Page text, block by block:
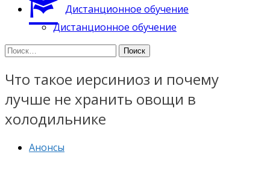
Дистанционное обучение
Дистанционное обучение
Найти:
Что такое иерсиниоз и почему
лучше не хранить овощи в
холодильнике
Анонсы